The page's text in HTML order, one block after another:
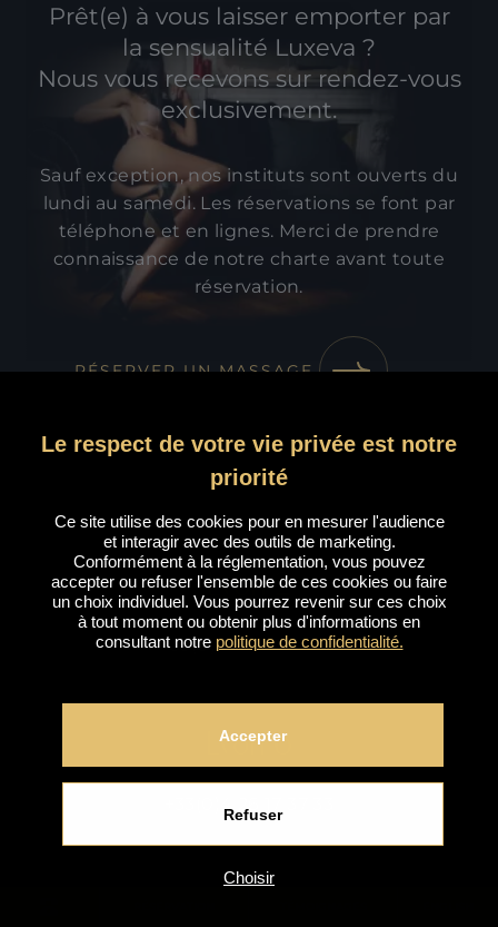
Prêt(e) à vous laisser emporter par
la sensualité Luxeva ?
Nous vous recevons sur rendez-vous
exclusivement.
Sauf exception, nos instituts sont ouverts du
lundi au samedi. Les réservations se font par
téléphone et en lignes. Merci de prendre
connaissance de notre charte avant toute
réservation.
RÉSERVER UN MASSAGE
Lyon 2
+33(0)4 69 67 09 52
Lyon 6
+33(0)4 26 17 37 33
Le respect de votre vie privée est notre
priorité
Ce site utilise des cookies pour en mesurer l'audience
et interagir avec des outils de marketing.
Conformément à la réglementation, vous pouvez
accepter ou refuser l'ensemble de ces cookies ou faire
un choix individuel. Vous pourrez revenir sur ces choix
à tout moment ou obtenir plus d'informations en
consultant notre politique de confidentialité.
Accepter
Refuser
Choisir